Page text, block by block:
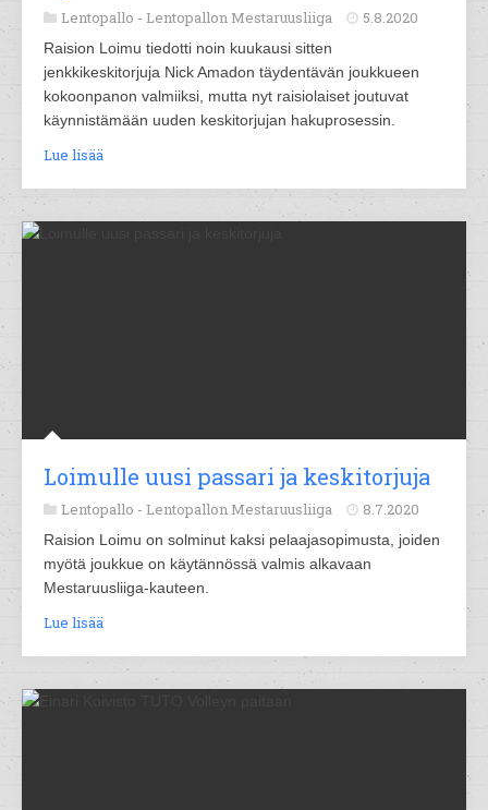
Lentopallo - Lentopallon Mestaruusliiga 5.8.2020
Raision Loimu tiedotti noin kuukausi sitten
jenkkikeskitorjuja Nick Amadon täydentävän joukkueen
kokoonpanon valmiiksi, mutta nyt raisiolaiset joutuvat
käynnistämään uuden keskitorjujan hakuprosessin.
Lue lisää
Loimulle uusi passari ja keskitorjuja
Lentopallo - Lentopallon Mestaruusliiga 8.7.2020
Raision Loimu on solminut kaksi pelaajasopimusta, joiden
myötä joukkue on käytännössä valmis alkavaan
Mestaruusliiga-kauteen.
Lue lisää